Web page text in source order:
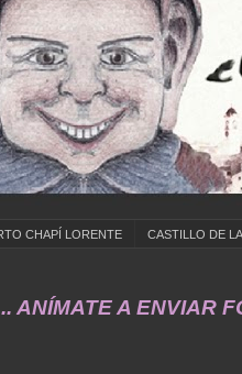
CHAPÍ LORENTE CASTILLO DE LA
A ENVIAR FOTOS